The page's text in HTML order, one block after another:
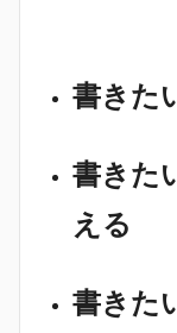
書きた
書きた
える
書きた